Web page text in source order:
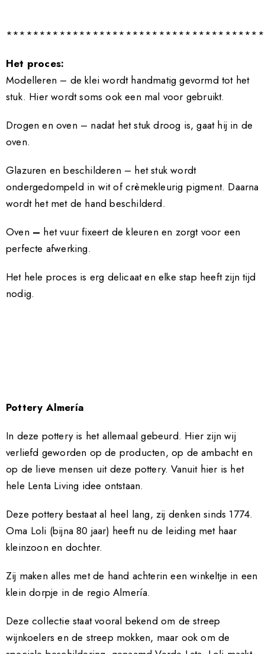
Het proces:
Modelleren – de klei wordt handmatig gevormd tot het
stuk. Hier wordt soms ook een mal voor gebruikt.
Drogen en oven – nadat het stuk droog is, gaat hij in de
oven.
Glazuren en beschilderen – het stuk wordt
ondergedompeld in wit of crèmekleurig pigment. Daarna
wordt het met de hand beschilderd.
Oven – het vuur fixeert de kleuren en zorgt voor een
perfecte afwerking.
Het hele proces is erg delicaat en elke stap heeft zijn tijd
nodig.
Pottery Almería
In deze pottery is het allemaal gebeurd. Hier zijn wij
verliefd geworden op de producten, op de ambacht en
op de lieve mensen uit deze pottery. Vanuit hier is het
hele Lenta Living idee ontstaan.
Deze pottery bestaat al heel lang, zij denken sinds 1774.
Oma Loli (bijna 80 jaar) heeft nu de leiding met haar
kleinzoon en dochter.
Zij maken alles met de hand achterin een winkeltje in een
klein dorpje in de regio Almería.
Deze collectie staat vooral bekend om de streep
wijnkoelers en de streep mokken, maar ook om de